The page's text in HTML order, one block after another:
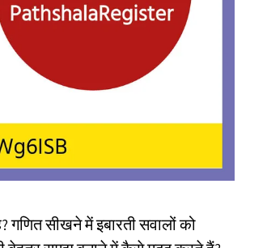
सीखने में इबारती सवालों को